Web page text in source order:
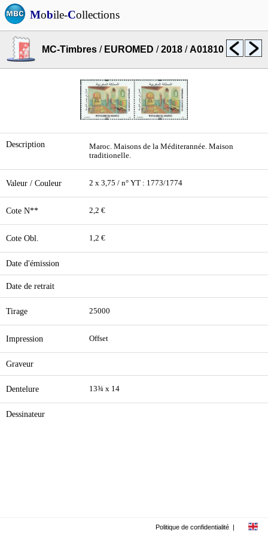
Mobile-Collections
MC-Timbres / EUROMED /2018 /A01810
Description
Maroc. Maisons de la Méditerannée. Maison
traditionelle.
Valeur / Couleur 2 x 3,75 / n° YT : 1773/1774
Cote N** 2,2 €
Cote Obl. 1,2 €
Date d'émission
Date de retrait
Tirage 25000
Impression Offset
Graveur
Dentelure 13¾ x 14
Dessinateur
Politique de confidentialité |